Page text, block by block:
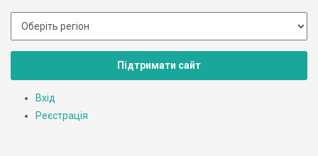
Підтримати сайт
Вхід
Реєстрація